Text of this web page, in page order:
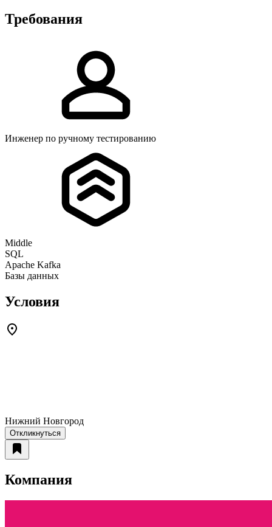
Требования
Инженер по ручному тестированию
Middle
SQL
Apache Kafka
Базы данных
Условия
Нижний Новгород
Откликнуться
Компания